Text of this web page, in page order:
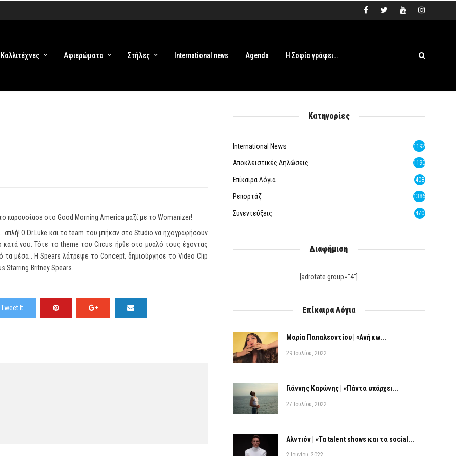
Καλλιτέχνες Αφιερώματα Στήλες International news Agenda Η Σοφία γράφει…
παρουσίασε στο Good Morning America μαζί με το Womanizer!
απλή! Ο Dr.Luke και το team του μπήκαν στο Studio να ηχογραφήσουν
κατά νου. Τότε το theme του Circus ήρθε στο μυαλό τους έχοντας
τα μέσα.. Η Spears λάτρεψε το Concept, δημιούργησε το Video Clip
Starring Britney Spears.
Tweet It
Κατηγορίες
International News 1192
Αποκλειστικές Δηλώσεις 1190
Επίκαιρα Λόγια 408
Ρεπορτάζ 1386
Συνεντεύξεις 470
Διαφήμιση
[adrotate group="4"]
Επίκαιρα Λόγια
Μαρία Παπαλεοντίου | «Ανήκω...
29 Ιουλίου, 2022
Γιάννης Καρώνης | «Πάντα υπάρχει...
27 Ιουλίου, 2022
Αλντιόν | «Τα talent shows και τα social...